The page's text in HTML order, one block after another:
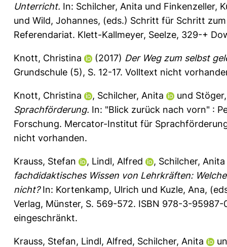
Unterricht. In: Schilcher, Anita und Finkenzeller,
und Wild, Johannes, (eds.) Schritt für Schritt
Referendariat. Klett-Kallmeyer, Seelze, 329-+
Knott, Christina (2017) Der Weg zum selbst
Grundschule (5), S. 12-17. Volltext nicht
Knott, Christina , Schilcher, Anita und
Sprachförderung. In: "Blick zurück nach vorn" :
Forschung. Mercator-Institut für
nicht vorhanden.
Krauss, Stefan , Lindl, Alfred , Schilcher, Anita
fachdidaktisches Wissen von Lehrkräften:
nicht?In: Kortenkamp, Ulrich und Kuzle, Ana,
Verlag, Münster, S. 569-572. ISBN 978-3-
eingeschränkt.
Krauss, Stefan, Lindl, Alfred, Schilcher, Anita